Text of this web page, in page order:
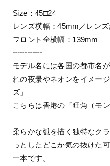
Size：45□24
レンズ横幅：45mm／レン
フロント全横幅：139mm
┄┄┄┄
モデル名には各国の都市名
れの夜景やネオンをイメー
ズ」
こちらは香港の「旺角（モン
柔らかな弧を描く独特なク
っとしたどこか気の抜けた
一本です。